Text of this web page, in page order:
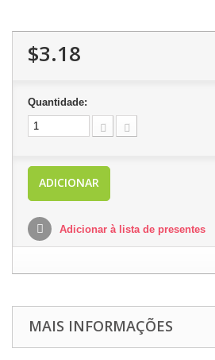
$3.18
Quantidade:
ADICIONAR
Adicionar à lista de presentes
MAIS INFORMAÇÕES